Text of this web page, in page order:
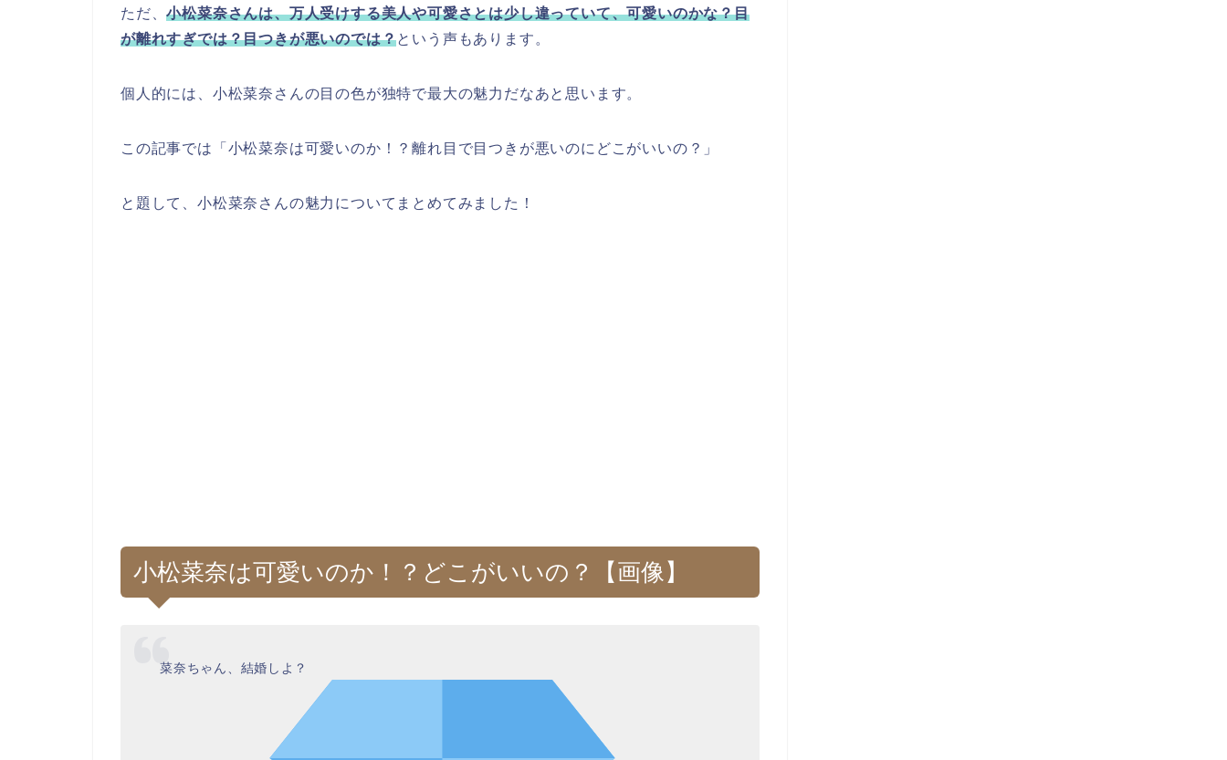
ただ、小松菜奈さんは、万人受けする美人や可愛さとは少し違っていて、可愛いのかな？目
が離れすぎでは？目つきが悪いのでは？という声もあります。
個人的には、小松菜奈さんの目の色が独特で最大の魅力だなあと思います。
この記事では「小松菜奈は可愛いのか！？離れ目で目つきが悪いのにどこがいいの？」
と題して、小松菜奈さんの魅力についてまとめてみました！
小松菜奈は可愛いのか！？どこがいいの？【画像】
菜奈ちゃん、結婚しよ？